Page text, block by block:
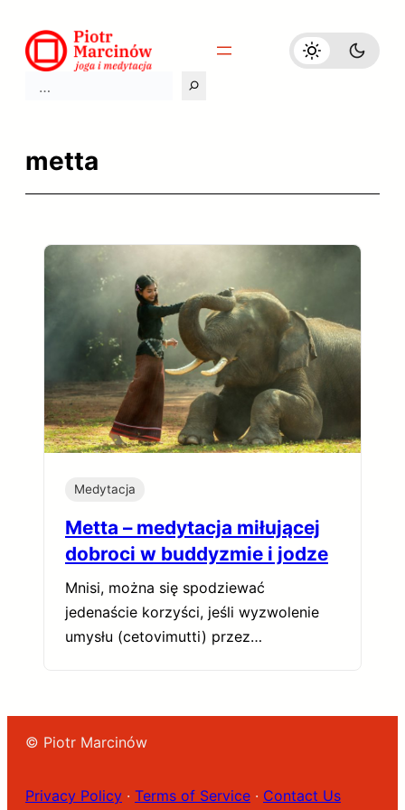
do
treści
metta
Medytacja
Metta – medytacja miłującej
dobroci w buddyzmie i jodze
Mnisi, można się spodziewać
jedenaście korzyści, jeśli wyzwolenie
umysłu (cetovimutti) przez…
© Piotr Marcinów
Privacy Policy · Terms of Service · Contact Us